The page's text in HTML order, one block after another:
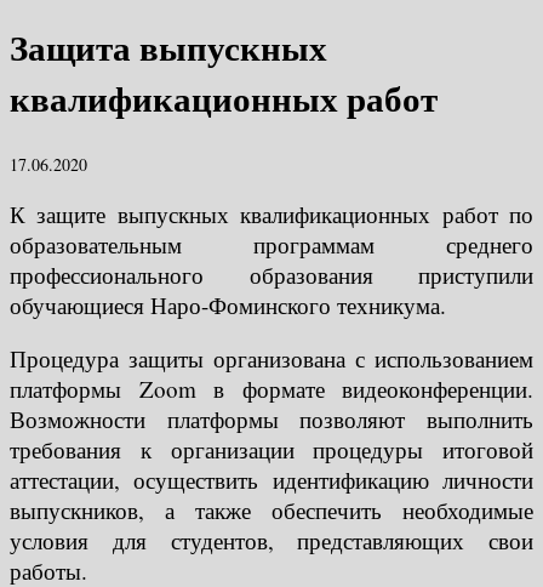
Защита выпускных
квалификационных работ
17.06.2020
К защите выпускных квалификационных работ по
образовательным программам среднего
профессионального образования приступили
обучающиеся Наро-Фоминского техникума.
Процедура защиты организована с использованием
платформы Zoom в формате видеоконференции.
Возможности платформы позволяют выполнить
требования к организации процедуры итоговой
аттестации, осуществить идентификацию личности
выпускников, а также обеспечить необходимые
условия для студентов, представляющих свои
работы.